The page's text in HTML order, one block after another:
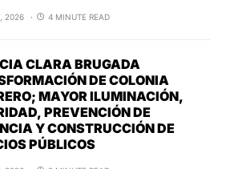
2026 4 MINUTE READ
CLARA BRUGADA
DE COLONIA
MAYOR ILUMINACIÓN,
PREVENCIÓN DE
Y CONSTRUCCIÓN DE
PÚBLICOS